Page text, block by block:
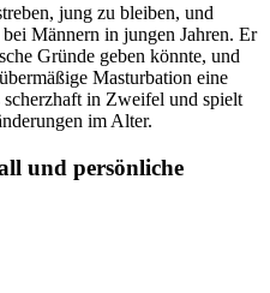
jung zu bleiben, und
Männern in jungen Jahren. Er
Gründe geben könnte, und
Masturbation eine
in Zweifel und spielt
im Alter.
und persönliche